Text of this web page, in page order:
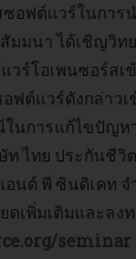
อฟต์แวร์ในการ
มมนา ได้เชิญวิท
ร์โอเพนซอร์สเ
ฟต์แวร์ดังกล่าวเ
นการแก้ไขปัญห
ไทย ประกันชีวิ
อนด์ พี ซินดิเคท
ดเพิ่มเติมและลง
seminar